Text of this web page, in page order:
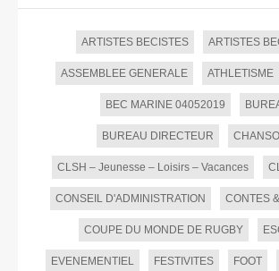
ARTISTES BECISTES ARTISTES
ASSEMBLEE GENERALE ATHLETISME
BEC MARINE 04052019
BUREAU DIRECTEUR
CLSH – Jeunesse – Loisirs – Vacances
CONSEIL D'ADMINISTRATION CONTES
COUPE DU MONDE DE RUGBY
EVENEMENTIEL FESTIVITES FOOT